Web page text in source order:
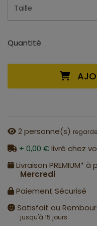
Quantité
2personne(s)
+ 0,00 €livré chez
Livraison PREMIUM* à
Mercredi
Paiement Sécurisé
Satisfait ou
jusqu'à 15 jours